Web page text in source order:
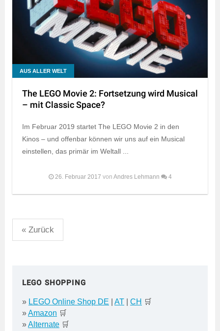
AUS ALLER WELT
The LEGO Movie 2: Fortsetzung wird Musical
– mit Classic Space?
Im Februar 2019 startet The LEGO Movie 2 in den
Kinos – und offenbar können wir uns auf ein Musical
einstellen, das primär im Weltall ...
26. Februar 2017 von Andres Lehmann 4
Seitennummerierung
der
« Zurück
LEGO SHOPPING
» LEGO Online Shop DE AT CH 🛒
»Amazon 🛒
»Alternate 🛒